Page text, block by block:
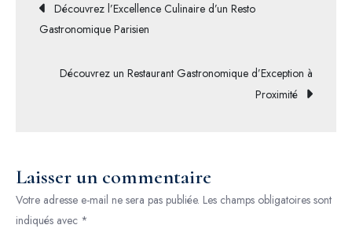
l’article
Découvrez l’Excellence Culinaire d’un Resto
Gastronomique Parisien
Découvrez un Restaurant Gastronomique d’Exception à
Proximité
Laisser un commentaire
Votre adresse e-mail ne sera pas publiée. Les champs obligatoires sont
indiqués avec *